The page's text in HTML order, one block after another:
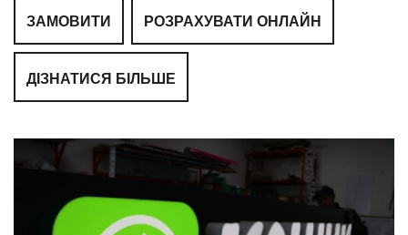
ЗАМОВИТИ РОЗРАХУВАТИ ОНЛАЙН
ДІЗНАТИСЯ БІЛЬШЕ